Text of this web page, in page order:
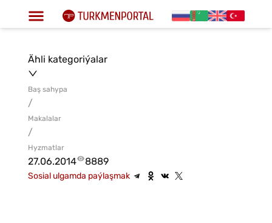
Ähli kategoriýalar
Baş sahypa
/
Makalalar
/
Hyzmatlar
27.06.2014 8889
Sosial ulgamda paýlaşmak